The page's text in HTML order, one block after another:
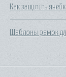
Как защитить
Шаблоны рамок